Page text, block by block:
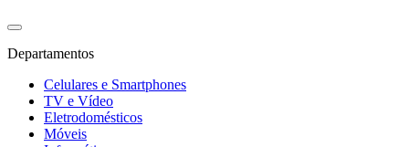
Departamentos
Celulares e Smartphones
TV e Vídeo
Eletrodomésticos
Móveis